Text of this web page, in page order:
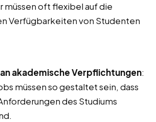
oft flexibel auf die
Verfügbarkeiten von Studenten
akademische Verpflichtungen:
müssen so gestaltet sein, dass
des Studiums